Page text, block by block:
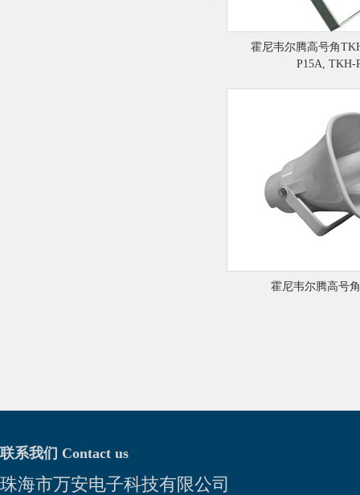
霍尼韦尔腾高号角
P15A, TKH-
霍尼韦尔腾高号
联系我们 Contact us
珠海市万安电子科技有限公司